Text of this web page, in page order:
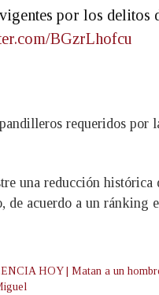
por los delitos
BGzrLhofcu
requeridos por
una reducción
de acuerdo a un ránking
HOY | Matan a un